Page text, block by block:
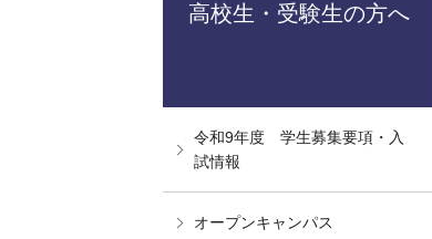
高校生・受験生の方へ
令和9年度 学生募集要項・入
試情報
オープンキャンパス